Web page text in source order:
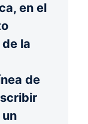
en el
la
de